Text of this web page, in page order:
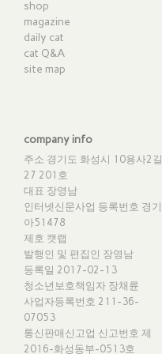
shop
magazine
daily cat
cat Q&A
site map
company info
주소 경기도 화성시 10용사2길
27 201호
대표 장영남
인터넷신문사업 등록번호 경기,
아51478
제호 캣랩
발행인 및 편집인 장영남
등록일 2017-02-13
청소년보호책임자 장채륜
사업자등록번호 211-36-
07053
통신판매신고업 신고번호 제
2016-화성동부-0513호